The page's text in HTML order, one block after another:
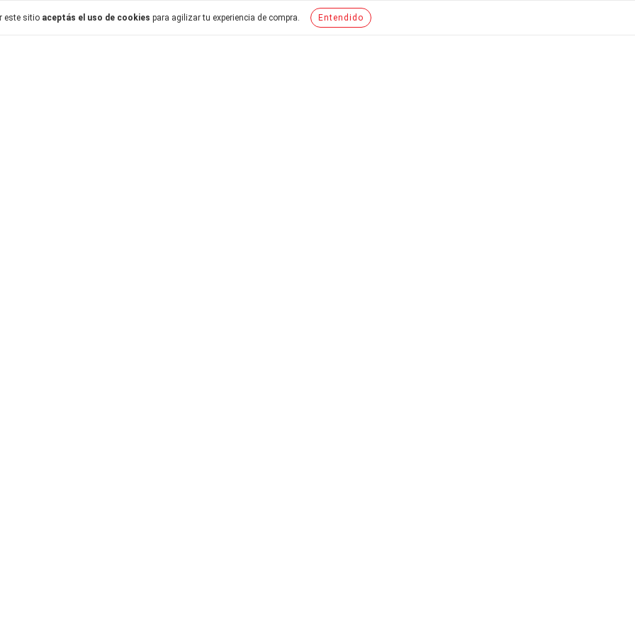
este sitio aceptás el uso de cookies para agilizar tu experiencia de compra. Entendido
$4.340,00